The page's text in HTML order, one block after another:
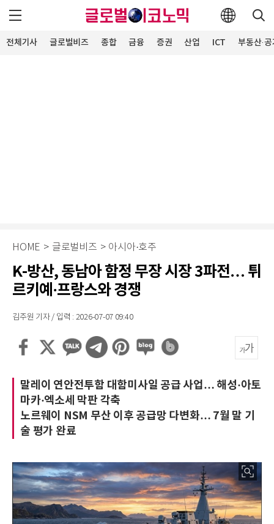
전체기사 글로벌비즈 종합 금융 증권 산업 ICT 부동산·
HOME > 글로벌비즈 > 아시아·호주
K-방산, 동남아 함정 무장 시장 3파전… 튀
르키예·프랑스와 경쟁
김주원 기자 / 입력 : 2026-07-07 09:40
말레이 연안전투함 대함미사일 공급 사업… 해성·아토
마카·엑소세 막판 각축
노르웨이 NSM 무산 이후 공급망 다변화… 7월 말 기
술 평가 완료